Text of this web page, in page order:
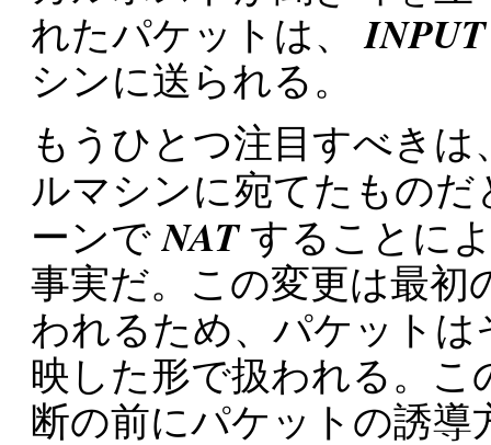
れたパケットは、INPUT
シンに送られる。
もうひとつ注目すべき
ルマシンに宛てたもの
ーンで NATすることに
事実だ。この変更は最初
われるため、パケット
映した形で扱われる。
断の前にパケットの誘